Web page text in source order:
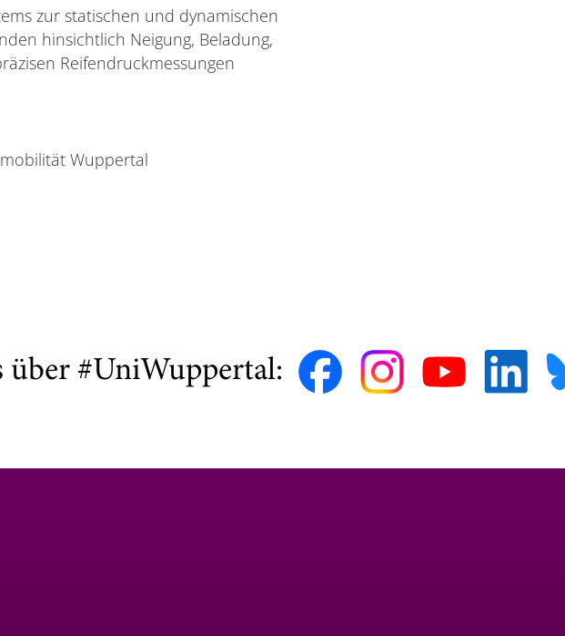
zur statischen und dynamischen
hinsichtlich Neigung, Beladung,
Reifendruckmessungen
Wuppertal
über #UniWuppertal: